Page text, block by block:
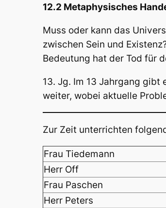
12.2 Metaphysisches
Muss oder kann das
zwischen Sein und
Bedeutung hat der Tod für
13. Jg. Im 13 Jahrgang
weiter, wobei aktuelle
Zur Zeit unterrichten
Frau Tiedemann
Herr Off
Frau Paschen
Herr Peters